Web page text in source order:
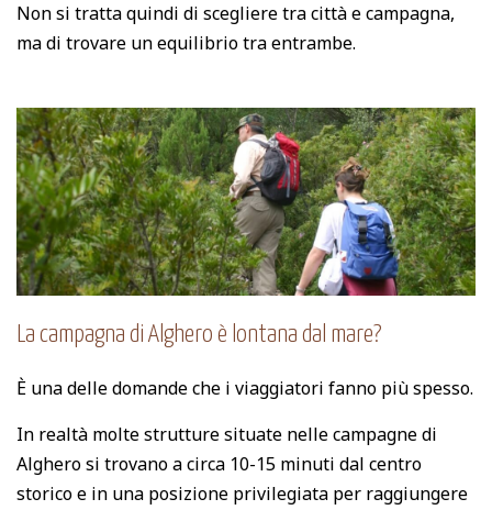
Non si tratta quindi di scegliere tra città e campagna,
ma di trovare un equilibrio tra entrambe.
La campagna di Alghero è lontana dal mare?
È una delle domande che i viaggiatori fanno più spesso.
In realtà molte strutture situate nelle campagne di
Alghero si trovano a circa 10-15 minuti dal centro
storico e in una posizione privilegiata per raggiungere